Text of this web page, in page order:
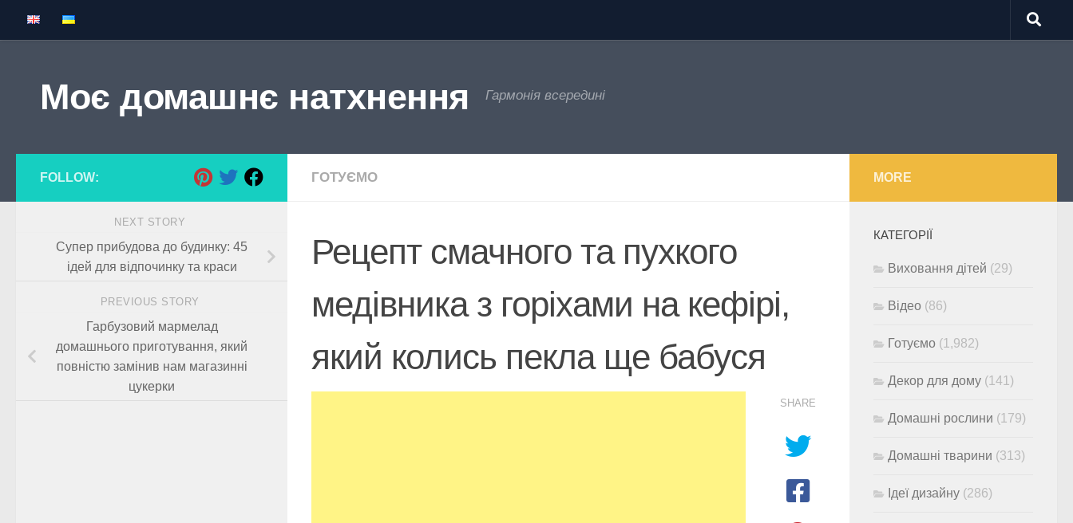
Skip to content
Моє домашнє натхнення Гармонія всередині
ГОТУЄМО
Рецепт смачного та пухкого
медівника з горіхами на кефірі,
який колись пекла ще бабуся
SHARE
FOLLOW:
NEXT STORY
Супер прибудова до будинку: 45
ідей для відпочинку та краси
PREVIOUS STORY
Гарбузовий мармелад
домашнього приготування, який
повністю замінив нам магазинні
цукерки
MORE
КАТЕГОРІЇ
Виховання дітей (29)
Відео (86)
Готуємо (1,982)
Декор для дому (141)
Домашні рослини (179)
Домашні тварини (313)
Ідеї дизайну (286)